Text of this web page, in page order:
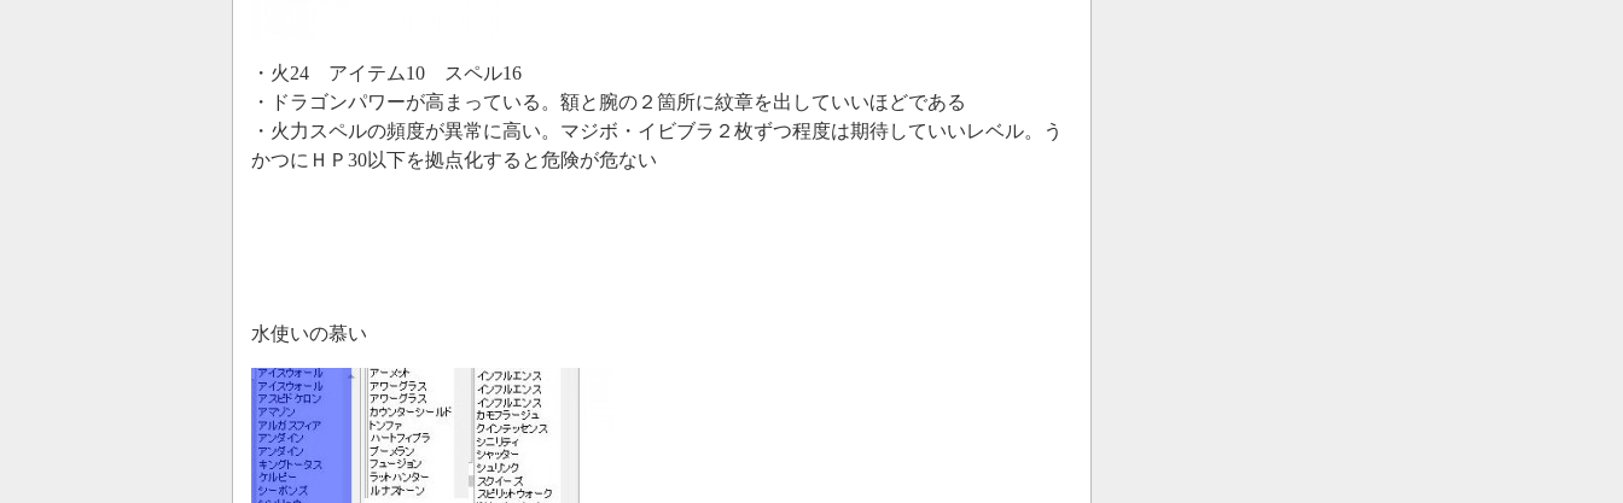
・火24 アイテム10 スペル16
・ドラゴンパワーが高まっている。額と腕の２箇所に紋章を出していいほどである
・火力スペルの頻度が異常に高い。マジボ・イビブラ２枚ずつ程度は期待していいレベル。う
かつにＨＰ30以下を拠点化すると危険が危ない
水使いの慕い